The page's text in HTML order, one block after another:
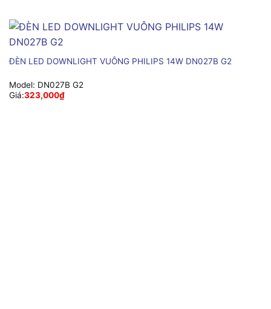
ĐÈN LED DOWNLIGHT VUÔNG PHILIPS 14W DN027B G2
Model: DN027B G2
Giá:323,000₫